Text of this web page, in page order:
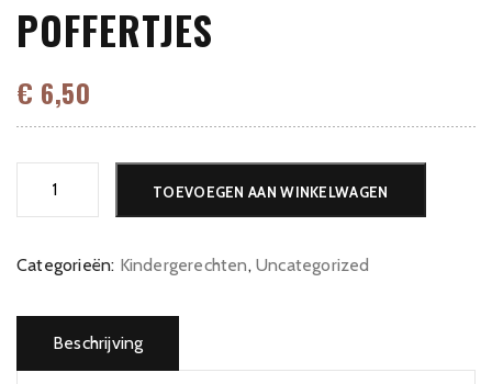
POFFERTJES
€ 6,50
TOEVOEGEN AAN WINKELWAGEN
Categorieën: Kindergerechten,Uncategorized
Beschrijving